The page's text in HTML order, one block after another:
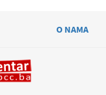
O NAMA